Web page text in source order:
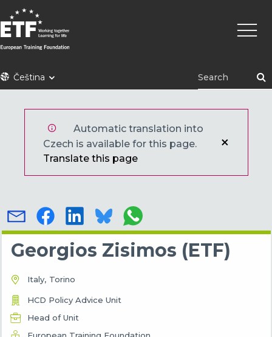
Přejít
k
hlavnímu
obsahu
ETFČeština
Hlavní
Automatic translation into
Czech is available for this page.
Translate this page
Georgios Zisimos (ETF)
Italy Torino
HCD Policy Advice Unit
Head of Unit